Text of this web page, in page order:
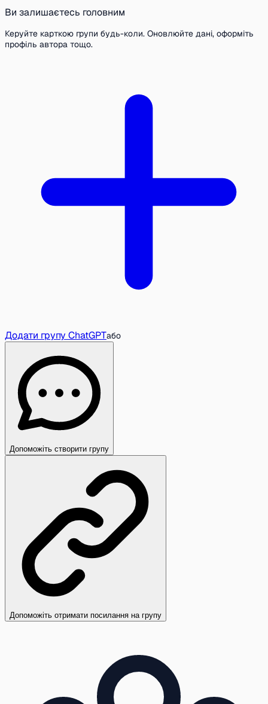
Ви залишаєтесь головним
Керуйте карткою групи будь-коли. Оновлюйте дані, оформіть
профіль автора тощо.
Додати групу ChatGPTабо
Допоможіть створити групу
Допоможіть отримати посилання на групу